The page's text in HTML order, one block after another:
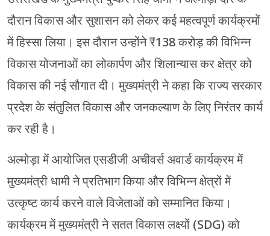
दौरान विकास और सुशासन को लेकर कई महत्वपूर्ण कार्यक्रमों
में हिस्सा लिया। इस दौरान उन्होंने ₹138 करोड़ की विभिन्न
विकास योजनाओं का लोकार्पण और शिलान्यास कर क्षेत्र को
विकास की नई सौगात दी। मुख्यमंत्री ने कहा कि राज्य सरकार
प्रदेश के संतुलित विकास और जनकल्याण के लिए निरंतर कार्य
कर रही है।
अल्मोड़ा में आयोजित एसडीजी अचीवर्स अवार्ड कार्यक्रम में
मुख्यमंत्री धामी ने प्रतिभाग किया और विभिन्न क्षेत्रों में
उत्कृष्ट कार्य करने वाले विजेताओं को सम्मानित किया।
कार्यक्रम में मुख्यमंत्री ने सतत विकास लक्ष्यों (SDG) को